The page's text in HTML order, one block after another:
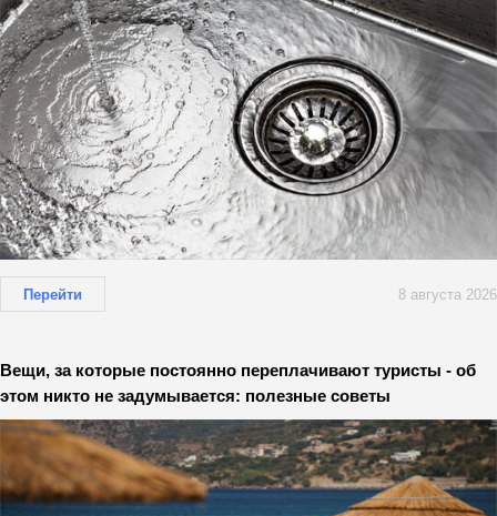
Перейти 8 августа 2026
Вещи, за которые постоянно переплачивают туристы - об
этом никто не задумывается: полезные советы